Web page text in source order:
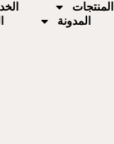
المنتجات
المدونة